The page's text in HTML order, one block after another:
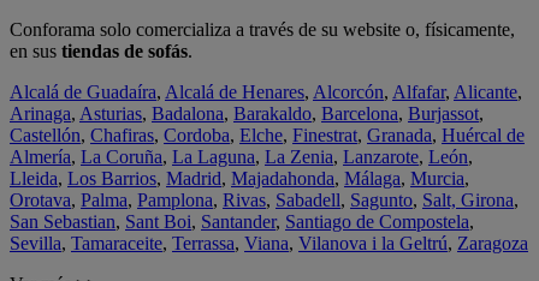
Conforama solo comercializa a través de su website o, físicamente,
en sus tiendas de sofás.
Alcalá de Guadaíra, Alcalá de Henares, Alcorcón, Alfafar, Alicante,
Arinaga, Asturias, Badalona, Barakaldo, Barcelona, Burjassot,
Castellón, Chafiras, Cordoba, Elche, Finestrat, Granada, Huércal de
Almería, La Coruña, La Laguna, La Zenia, Lanzarote, León,
Lleida, Los Barrios, Madrid, Majadahonda, Málaga, Murcia,
Orotava, Palma, Pamplona, Rivas, Sabadell, Sagunto, Salt, Girona,
San Sebastian, Sant Boi, Santander, Santiago de Compostela,
Sevilla, Tamaraceite, Terrassa, Viana, Vilanova i la Geltrú, Zaragoza